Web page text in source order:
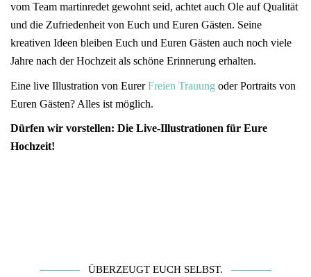
vom Team martinredet gewohnt seid, achtet auch Ole auf Qualität
und die Zufriedenheit von Euch und Euren Gästen. Seine
kreativen Ideen bleiben Euch und Euren Gästen auch noch viele
Jahre nach der Hochzeit als schöne Erinnerung erhalten.
Eine live Illustration von EurerFreien Trauung oder Portraits von
Euren Gästen? Alles ist möglich.
Dürfen wir vorstellen: Die Live-Illustrationen für Eure
Hochzeit!
ÜBERZEUGT EUCH SELBST.